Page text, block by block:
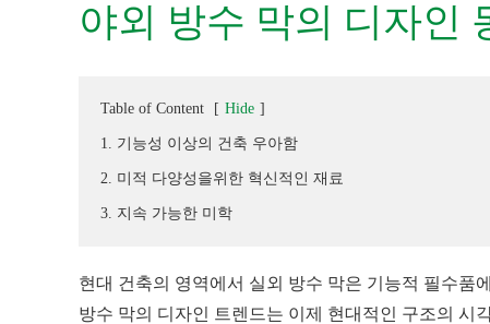
야외 방수 막의 디자인
Table of Content [ Hide ]
1. 기능성 이상의 건축 우아함
2. 미적 다양성을위한 혁신적인 재료
3. 지속 가능한 미학
현대 건축의 영역에서 실외 방수 막은 기능적 필수품
방수 막의 디자인 트렌드는 이제 현대적인 구조의 시